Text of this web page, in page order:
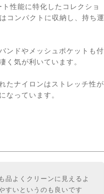
性能に特化したコレクショ
コンパクトに収納し、持ち運
ンドやメッシュポケットも付
気が利いています。
たナイロンはストレッチ性が
っています。
品よくクリーンに見えるよ
すいというのも良いです